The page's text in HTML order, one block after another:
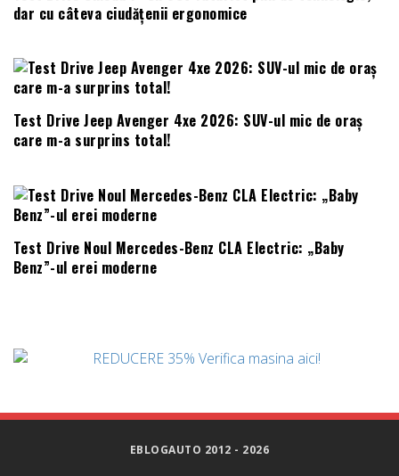
dar cu câteva ciudățenii ergonomice
Test Drive Jeep Avenger 4xe 2026: SUV-ul mic de oraș
care m-a surprins total!
Test Drive Noul Mercedes-Benz CLA Electric: „Baby
Benz”-ul erei moderne
EBLOGAUTO 2012 - 2026